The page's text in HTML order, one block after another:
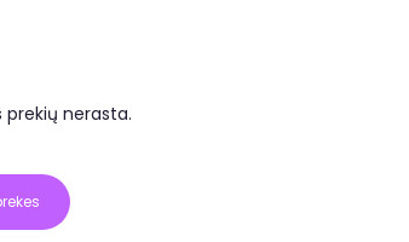
prekių nerasta.